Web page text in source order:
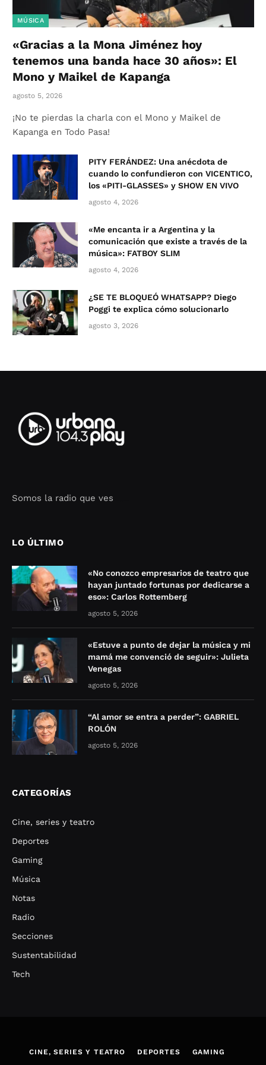
MÚSICA
«Gracias a la Mona Jiménez hoy
tenemos una banda hace 30 años»: El
Mono y Maikel de Kapanga
agosto 5, 2026
¡No te pierdas la charla con el Mono y Maikel de
Kapanga en Todo Pasa!
PITY FERÁNDEZ: Una anécdota de
cuando lo confundieron con VICENTICO,
los «PITI-GLASSES» y SHOW EN VIVO
agosto 4, 2026
«Me encanta ir a Argentina y la
comunicación que existe a través de la
música»: FATBOY SLIM
agosto 4, 2026
¿SE TE BLOQUEÓ WHATSAPP? Diego
Poggi te explica cómo solucionarlo
agosto 3, 2026
Somos la radio que ves
LO ÚLTIMO
«No conozco empresarios de teatro que
hayan juntado fortunas por dedicarse a
eso»: Carlos Rottemberg
agosto 5, 2026
«Estuve a punto de dejar la música y mi
mamá me convenció de seguir»: Julieta
Venegas
agosto 5, 2026
“Al amor se entra a perder”: GABRIEL
ROLÓN
agosto 5, 2026
CATEGORÍAS
Cine, series y teatro
Deportes
Gaming
Música
Notas
Radio
Secciones
Sustentabilidad
Tech
CINE, SERIES Y TEATRO DEPORTES GAMING